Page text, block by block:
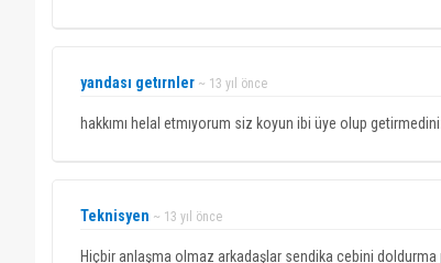
yandası getırnler ~ 13 yıl önce
hakkımı helal etmıyorum siz koyun ibi üye olup
Teknisyen ~ 13 yıl önce
Hiçbir anlaşma olmaz arkadaşlar sendika cebini